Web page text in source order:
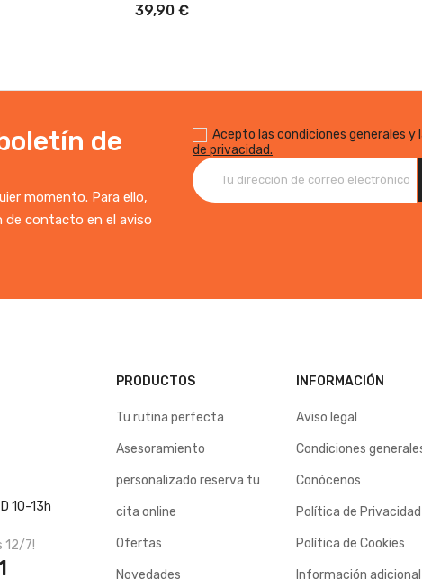
39,90 €
de
momento. Para ello,
contacto en el aviso
Acepto las condiciones generales y
de privacidad.
10-13h
12/7!
PRODUCTOS
Tu rutina perfecta
Asesoramiento
personalizado reserva tu
cita online
Ofertas
Novedades
INFORMACIÓN
Aviso legal
Condiciones
Conócenos
Política de Privacidad
Política de Cookies
Información adicional